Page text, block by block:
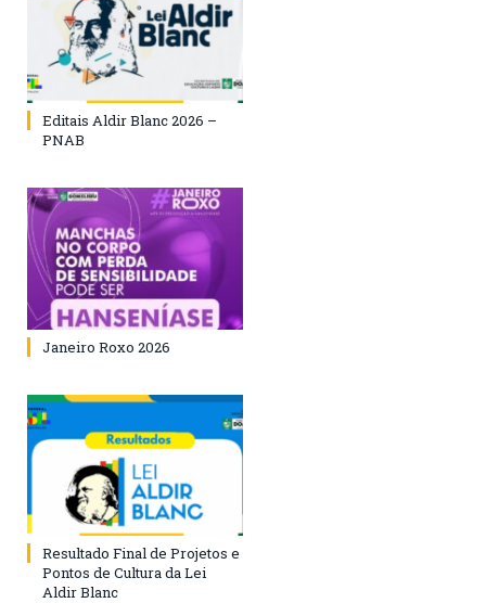
Editais Aldir Blanc 2026 –
PNAB
Janeiro Roxo 2026
Resultado Final de Projetos e
Pontos de Cultura da Lei
Aldir Blanc